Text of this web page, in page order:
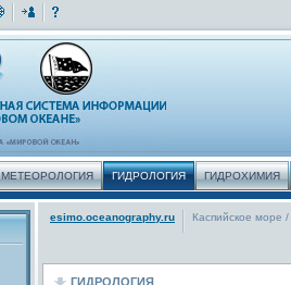
МЕТЕОРОЛОГИЯ ГИДРОЛОГИЯ ГИДРОХИМИЯ
esimo.oceanography.ru Каспийское море /
ГИДРОЛОГИЯ